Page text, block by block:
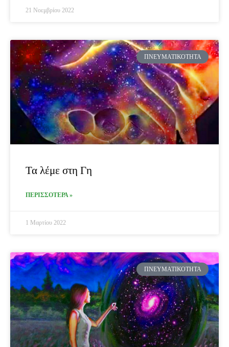
21 Νοεμβρίου 2022
ΠΝΕΥΜΑΤΙΚΌΤΗΤΑ
Τα λέμε στη Γη
ΠΕΡΙΣΣΟΤΕΡΑ »
1 Μαρτίου 2022
ΠΝΕΥΜΑΤΙΚΌΤΗΤΑ